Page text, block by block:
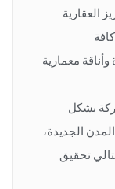
العقارية
معمارية
بشكل
الجديدة،
تحقيق